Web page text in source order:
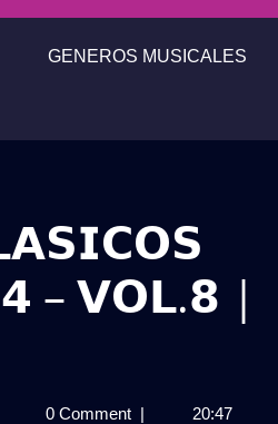
GENEROS MUSICALES
– 𝗩𝗢𝗟.𝟴 |
0 Comment | 20:47